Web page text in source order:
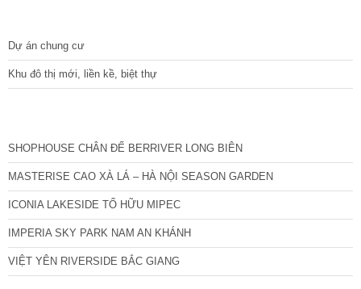
Dự án chung cư
Khu đô thị mới, liền kề, biệt thự
SHOPHOUSE CHÂN ĐẾ BERRIVER LONG BIÊN
MASTERISE CAO XÀ LÁ – HÀ NỘI SEASON GARDEN
ICONIA LAKESIDE TỐ HỮU MIPEC
IMPERIA SKY PARK NAM AN KHÁNH
VIỆT YÊN RIVERSIDE BẮC GIANG